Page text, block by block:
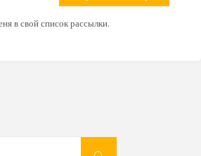
в свой список рассылки.